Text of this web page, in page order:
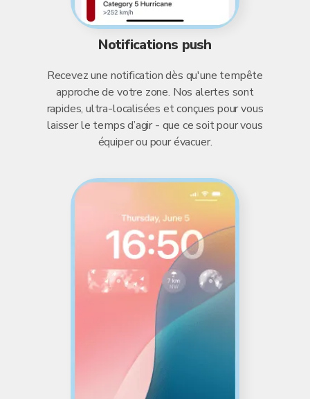
Notifications push
Recevez une notification dès qu'une tempête
approche de votre zone. Nos alertes sont
rapides, ultra-localisées et conçues pour vous
laisser le temps d’agir - que ce soit pour vous
équiper ou pour évacuer.